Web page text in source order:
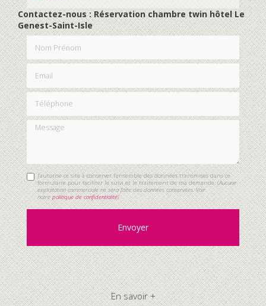
Contactez-nous : Réservation chambre twin hôtel Le
Genest-Saint-Isle
Nom Prénom
Email
Téléphone
Message
J'autorise ce site à conserver l'ensemble des données transmises dans ce
formulaire pour faciliter le suivi et le traitement de ma demande.(Aucune
exploitation commerciale ne sera faite des données conservées. Voir
notrepolitique de confidentialité)
En savoir +